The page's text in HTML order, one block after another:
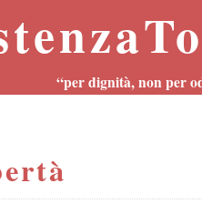
“per dignità, non per